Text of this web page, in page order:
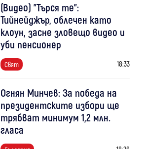
(Видео) "Търся те":
Тийнейджър, облечен като
клоун, засне зловещо видео и
уби пенсионер
Свят 18:33
Огнян Минчев: За победа на
президентските избори ще
трябват минимум 1,2 млн.
гласа